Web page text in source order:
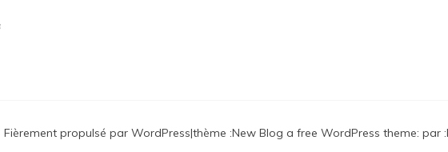
Fièrement propulsé par WordPress|thème :New Blog a free WordPress theme: par :